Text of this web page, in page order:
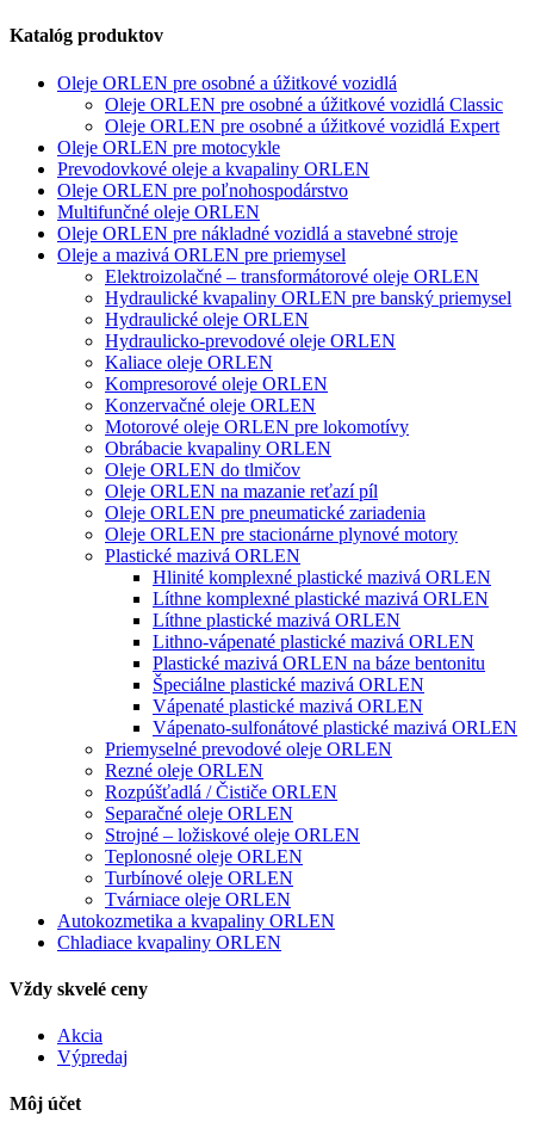
Katalóg produktov
Oleje ORLEN pre osobné a úžitkové vozidlá
Oleje ORLEN pre osobné a úžitkové vozidlá Classic
Oleje ORLEN pre osobné a úžitkové vozidlá Expert
Oleje ORLEN pre motocykle
Prevodovkové oleje a kvapaliny ORLEN
Oleje ORLEN pre poľnohospodárstvo
Multifunčné oleje ORLEN
Oleje ORLEN pre nákladné vozidlá a stavebné stroje
Oleje a mazivá ORLEN pre priemysel
Elektroizolačné – transformátorové oleje ORLEN
Hydraulické kvapaliny ORLEN pre banský priemysel
Hydraulické oleje ORLEN
Hydraulicko-prevodové oleje ORLEN
Kaliace oleje ORLEN
Kompresorové oleje ORLEN
Konzervačné oleje ORLEN
Motorové oleje ORLEN pre lokomotívy
Obrábacie kvapaliny ORLEN
Oleje ORLEN do tlmičov
Oleje ORLEN na mazanie reťazí píl
Oleje ORLEN pre pneumatické zariadenia
Oleje ORLEN pre stacionárne plynové motory
Plastické mazivá ORLEN
Hlinité komplexné plastické mazivá ORLEN
Líthne komplexné plastické mazivá ORLEN
Líthne plastické mazivá ORLEN
Lithno-vápenaté plastické mazivá ORLEN
Plastické mazivá ORLEN na báze bentonitu
Špeciálne plastické mazivá ORLEN
Vápenaté plastické mazivá ORLEN
Vápenato-sulfonátové plastické mazivá ORLEN
Priemyselné prevodové oleje ORLEN
Rezné oleje ORLEN
Rozpúšťadlá / Čističe ORLEN
Separačné oleje ORLEN
Strojné – ložiskové oleje ORLEN
Teplonosné oleje ORLEN
Turbínové oleje ORLEN
Tvárniace oleje ORLEN
Autokozmetika a kvapaliny ORLEN
Chladiace kvapaliny ORLEN
Vždy skvelé ceny
Akcia
Výpredaj
Môj účet